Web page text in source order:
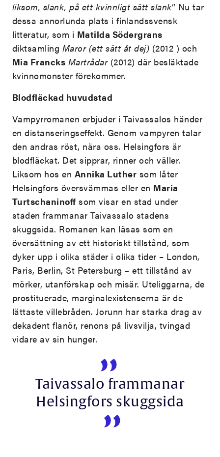
liksom, slank, på ett kvinnligt sätt slank” Nu tar
dessa annorlunda plats i finlandssvensk
litteratur, som i Matilda Södergrans
diktsamling Maror (ett sätt åt dej) (2012 ) och
Mia Francks Martrådar(2012) där besläktade
kvinnomonster förekommer.
Blodfläckad huvudstad
Vampyrromanen erbjuder i Taivassalos händer
en distanseringseffekt. Genom vampyren talar
den andras röst, nära oss. Helsingfors är
blodfläckat. Det sipprar, rinner och väller.
Liksom hos en Annika Luther som låter
Helsingfors översvämmas eller en Maria
Turtschaninoff som visar en stad under
staden frammanar Taivassalo stadens
skuggsida. Romanen kan läsas som en
översättning av ett historiskt tillstånd, som
dyker upp i olika städer i olika tider – London,
Paris, Berlin, St Petersburg – ett tillstånd av
mörker, utanförskap och misär. Uteliggarna, de
prostituerade, marginalexistenserna är de
lättaste villebråden. Jorunn har starka drag av
dekadent flanör, renons på livsvilja, tvingad
vidare av sin hunger.
Taivassalo frammanar
Helsingfors skuggsida